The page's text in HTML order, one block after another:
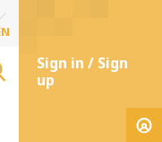
Sign in / Sign
up